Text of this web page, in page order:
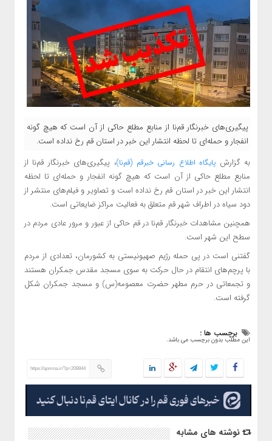
پیگیری‌های خبرنگار قم‌نا از منابع مطلع حاکی از آن است که هیچ گونه
انفجار و حمله‌ای تا لحظه انتشار این خبر در استان قم رخ نداده است.
به گزارش پایگاه اطلاع رسانی خبرقم (قم‌نا)، پیگیری‌های خبرنگار قم‌نا از
منابع مطلع حاکی از آن است که هیچ گونه انفجار و حمله‌ای تا لحظه
انتشار این خبر در استان قم رخ نداده است و تصاویر و فیلم‌های منتشر از
دود سیاه در اطراف شهر قم متعلق به فعالیت‌ مراکز ضایعاتی است.
همچنین مشاهدات خبرنگار قم‌نا در قم حاکی از عبور و مرور عادی مردم در
سطح این شهر است.
گفتنی است در پی حمله رژیم صهیونیستی به کشورمان، تعدادی از مردم
با پرچم‌های انتقام در حال حرکت به سوی مسجد مقدس جمکران هستند
و تجمعاتی در حرم مطهر حضرت معصومه(س) و مسجد جمکران شکل
گرفته است.
برچسب ها :
این مطلب بدون برچسب می باشد.
https://qomna.ir/?p=208844
نوشته های مشابه